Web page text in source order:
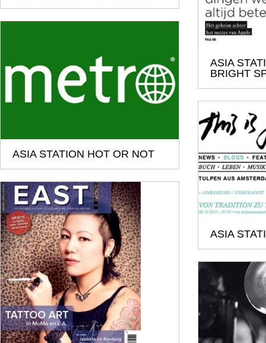
ASIA
BRIGHT
ASIA STATION HOT OR NOT
ASIA